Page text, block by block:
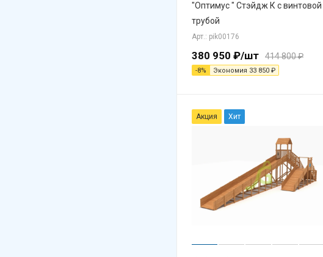
"Оптимус " Стэйдж К с винтовой
трубой
Арт.: pik00176
380 950 ₽/шт 414 800₽
-8% Экономия 33 850 ₽
Акция Хит